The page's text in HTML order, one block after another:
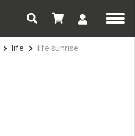
life life sunrise